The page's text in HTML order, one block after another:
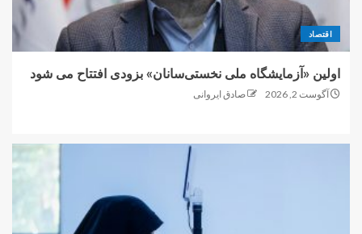
اقتصاد
اولین «آزمایشگاه ملی نخستی‌سانان» بزودی افتتاح می شود
آگوست 2, 2026 صادق ایروانی